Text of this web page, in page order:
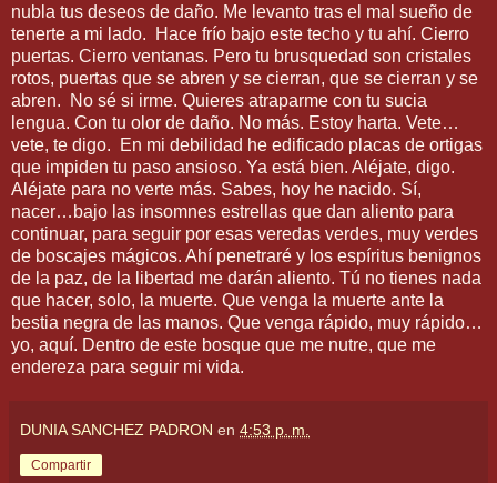
nubla tus deseos de daño. Me levanto tras el mal sueño de
tenerte a mi lado. Hace frío bajo este techo y tu ahí. Cierro
puertas. Cierro ventanas. Pero tu brusquedad son cristales
rotos, puertas que se abren y se cierran, que se cierran y se
abren. No sé si irme. Quieres atraparme con tu sucia
lengua. Con tu olor de daño. No más. Estoy harta. Vete…
vete, te digo. En mi debilidad he edificado placas de ortigas
que impiden tu paso ansioso. Ya está bien. Aléjate, digo.
Aléjate para no verte más. Sabes, hoy he nacido. Sí,
nacer…bajo las insomnes estrellas que dan aliento para
continuar, para seguir por esas veredas verdes, muy verdes
de boscajes mágicos. Ahí penetraré y los espíritus benignos
de la paz, de la libertad me darán aliento. Tú no tienes nada
que hacer, solo, la muerte. Que venga la muerte ante la
bestia negra de las manos. Que venga rápido, muy rápido…
yo, aquí. Dentro de este bosque que me nutre, que me
endereza para seguir mi vida.
DUNIA SANCHEZ PADRON en 4:53 p. m.
Compartir